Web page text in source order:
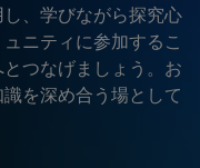
、学びながら探究心
ニティに参加するこ
つなげましょう。お
を深め合う場として